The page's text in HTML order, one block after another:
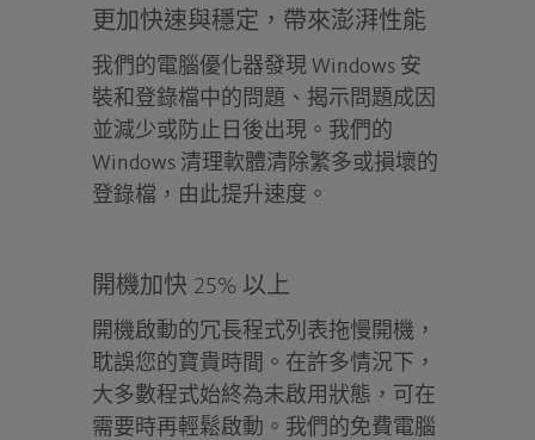
更加快速與穩定，帶來澎湃性能
我們的電腦優化器發現 Windows 安
裝和登錄檔中的問題、揭示問題成因
並減少或防止日後出現。我們的
Windows 清理軟體清除繁多或損壞的
登錄檔，由此提升速度。
開機加快 25% 以上
開機啟動的冗長程式列表拖慢開機，
耽誤您的寶貴時間。在許多情況下，
大多數程式始終為未啟用狀態，可在
需要時再輕鬆啟動。我們的免費電腦